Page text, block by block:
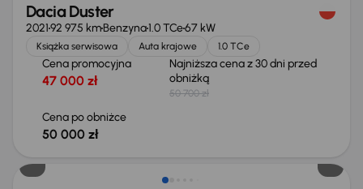
Dacia Duster
202192 975 kmBenzyna1.0 TCe67 kW
Książka serwisowa Auta krajowe 1.0 TCe
Cena promocyjna
47 000 zł
Najniższa cena z 30 dni przed
obniżką
50 700 zł
Cena po obniżce
50 000 zł
Taniej o 1 000 zł